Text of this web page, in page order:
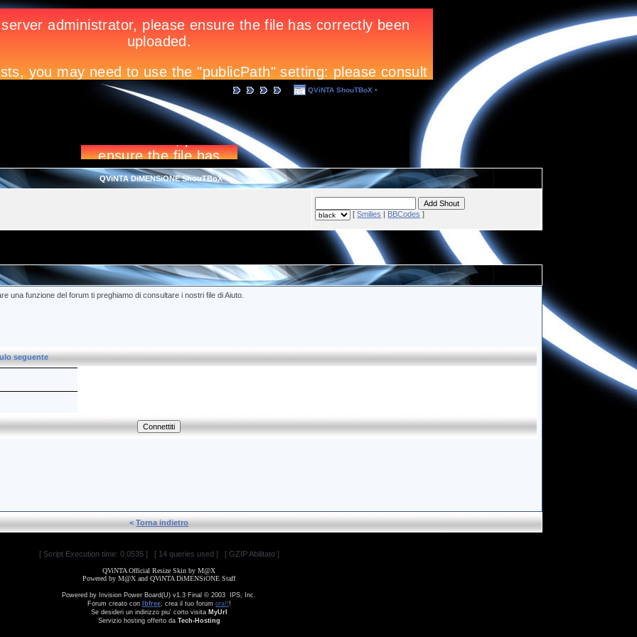
QViNTA ShouTBoX •
QViNTA DiMENSiONE ShouTBoX
[Smilies BBCodes ]
una funzione del forum ti preghiamo di consultare i nostri file di Aiuto.
seguente
<Torna indietro
[ Script Execution time: 0.0535 ] [ 14 queries used ] [ GZIP Abilitato ]
QViNTA Official Resize Skin by M@X
Powered by M@X and QViNTA DiMENSiONE Staff
Powered by Invision Power Board(U) v1.3 Final © 2003 IPS, Inc.
Forum creato con
Ibfree, crea il tuo forum ora!!!
Se desideri un indirizzo piu' corto visita MyUrl
Servizio hosting offerto da Tech-Hosting